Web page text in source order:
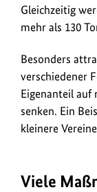
sind
Kommunen
und
Gleichzeitig
mehr als 130
Besonders
verschiedener
Eigenanteil auf
senken. Ein
kleinere
Viele